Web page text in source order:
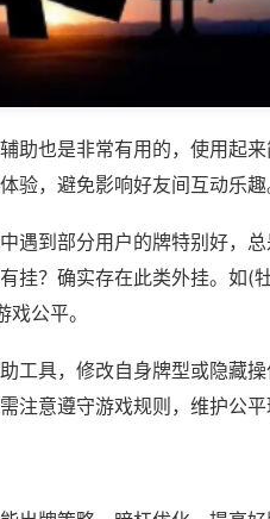
助也是非常有用的，使用起
验，避免影响好友间互动乐趣
遇到部分用户的牌特别好，
挂？确实存在此类外挂。如(
公平。
工具，修改自身牌型或隐藏
注意遵守游戏规则，维护公平